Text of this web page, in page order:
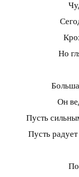
Но
Он
Пусть
Пусть радует